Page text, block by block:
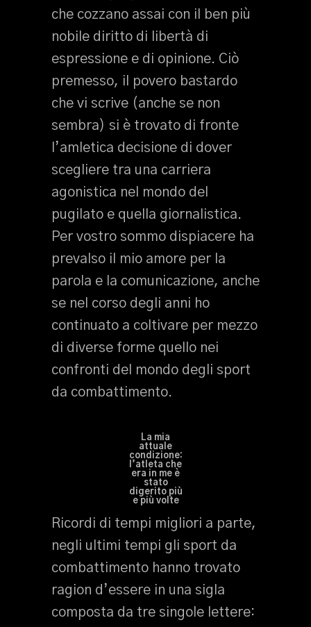
che cozzano assai con il ben più
nobile diritto di libertà di
espressione e di opinione. Ciò
premesso, il povero bastardo
che vi scrive (anche se non
sembra) si è trovato di fronte
l’amletica decisione di dover
scegliere tra una carriera
agonistica nel mondo del
pugilato e quella giornalistica.
Per vostro sommo dispiacere ha
prevalso il mio amore per la
parola e la comunicazione, anche
se nel corso degli anni ho
continuato a coltivare per mezzo
di diverse forme quello nei
confronti del mondo degli sport
da combattimento.
La mia
attuale
condizione:
l’atleta che
era in me è
stato
digerito più
e più volte
Ricordi di tempi migliori a parte,
negli ultimi tempi gli sport da
combattimento hanno trovato
ragion d’essere in una sigla
composta da tre singole lettere: